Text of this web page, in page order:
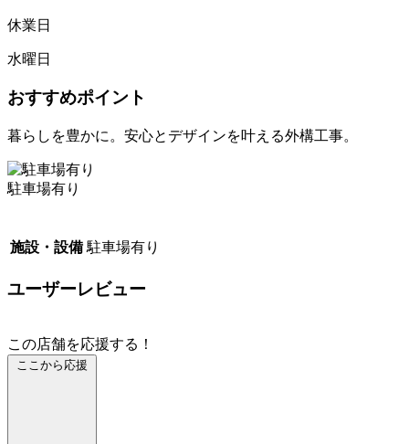
休業日
水曜日
おすすめポイント
暮らしを豊かに。安心とデザインを叶える外構工事。
駐車場有り
施設・設備 駐車場有り
ユーザーレビュー
この店舗を応援する！
ここから応援